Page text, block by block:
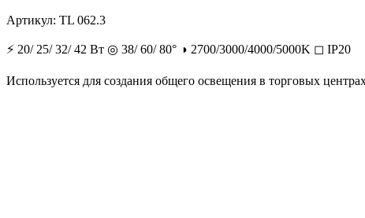
Артикул: TL 062.3
⚡ 20/ 25/ 32/ 42 Вт ◎ 38/ 60/ 80° ◑ 2700/3000/4000/5000K ◻ IP20
Используется для создания общего освещения в торговых